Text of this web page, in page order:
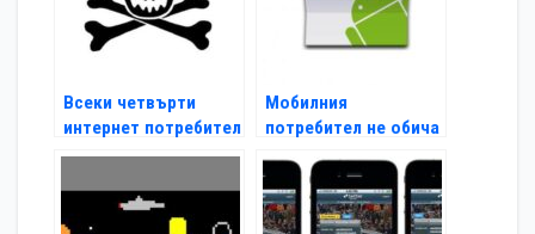
Всеки четвърти
интернет потребител
е музикален пират
Мобилния
потребител не обича
приложения